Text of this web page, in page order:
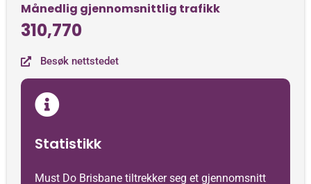
Månedlig gjennomsnittlig trafikk
310,770
Besøk nettstedet
Statistikk
Must Do Brisbane tiltrekker seg et gjennomsnitt